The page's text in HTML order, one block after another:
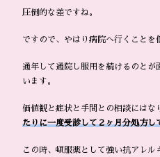
圧倒的な差ですね。
ですので、やはり病院へ行くことを
通年して通院し服用を続けるのとが
います。
価値観と症状と手間との相談にはな
たりに一度受診して２ヶ月分処方
この時、頓服薬として強い抗アレ